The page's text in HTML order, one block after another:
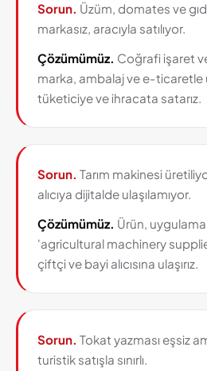
Sorun. Üzüm, domates ve
markasız, aracıyla satılıyor.
Çözümümüz. Coğrafi işaret
marka, ambalaj ve e-ticaretle
tüketiciye ve ihracata satarız.
Sorun. Tarım makinesi
alıcıya dijitalde ulaşılamıyor.
Çözümümüz. Ürün,
'agricultural machinery
çiftçi ve bayi alıcısına ulaşırız.
Sorun. Tokat yazması eşsiz
turistik satışla sınırlı.